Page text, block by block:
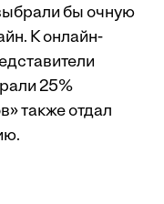
бы очную
К онлайн-
25%
также отдал